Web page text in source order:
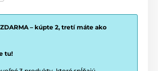
ZDARMA – kúpte 2, tretí máte ako
tu!